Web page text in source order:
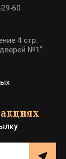
60
4 стр.
№1"